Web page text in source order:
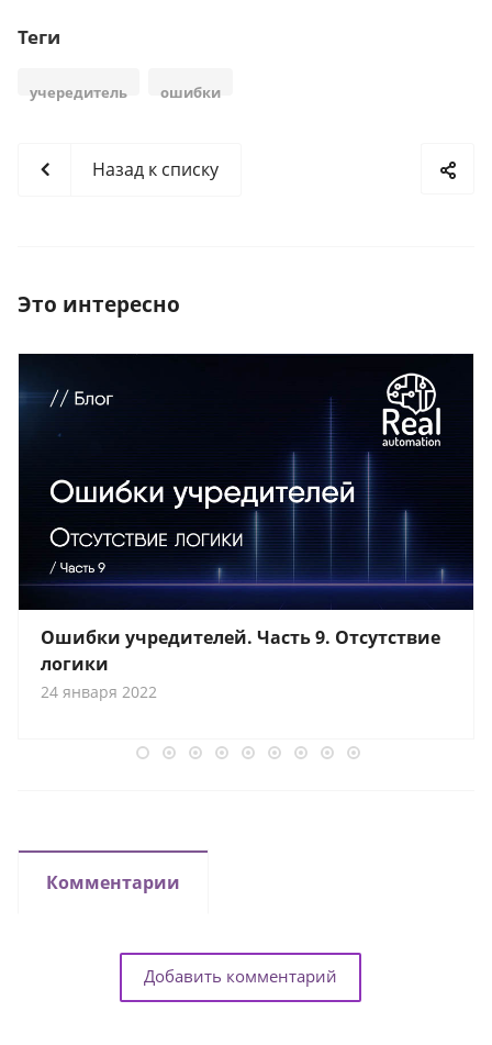
Теги
учередитель ошибки
Назад к списку
Это интересно
Ошибки учредителей. Часть 9. Отсутствие
логики
24 января 2022
Комментарии
Добавить комментарий